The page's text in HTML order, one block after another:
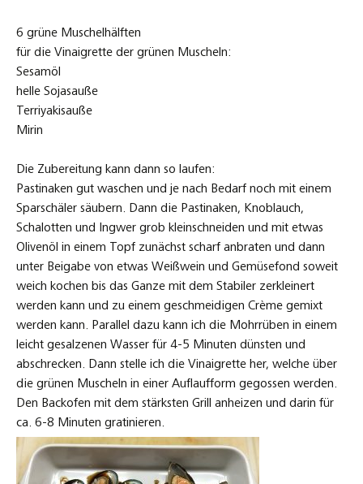
leicht gesalzenen Wasser für 4-5 Minuten dünsten und
abschrecken. Dann stelle ich die Vinaigrette her, welche über
die grünen Muscheln in einer Auflaufform gegossen werden.
Den Backofen mit dem stärksten Grill anheizen und darin für
ca. 6-8 Minuten gratinieren.
Wenn die Pastinaken mit allen Zutaten weich genug gekocht
sind werden diese mit dem Stabmixer soweit durchgemixt,
das ein fast glatter Crème entsteht. Will man es ganz fein
haben, die Masse noch durch ein Sieb streichen. Die Muscheln
sind dann auch schnell fertig, und wenn die Mohrrüben
erkaltet sein sollten einfach im gleich Topf wo sie gekocht
wurden, ohne Wasser nochmals zum Aufwärmen unten in den
Backofen vor dem Servieren stellen.